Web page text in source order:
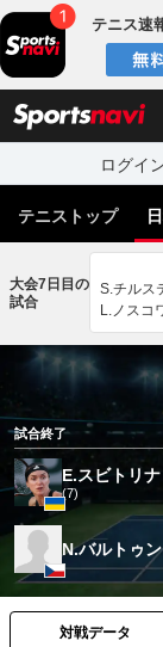
テニス速
ログイ
テニストップ
大会7日目の
試合
S.チルス
L.ノスコ
試合終了
E.スビトリナ
(7)
N.バルトゥ
対戦データ